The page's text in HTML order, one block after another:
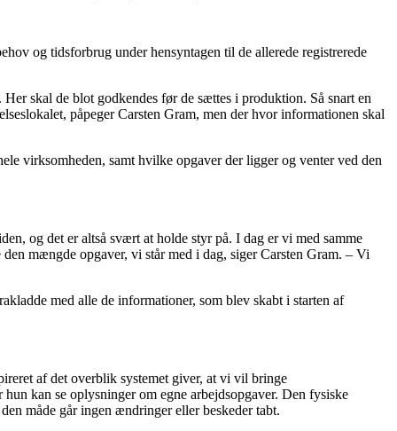
og tidsforbrug under hensyntagen til de allerede registrerede
skal de blot godkendes før de sættes i produktion. Så snart en
påpeger Carsten Gram, men der hvor informationen skal
virksomheden, samt hvilke opgaver der ligger og venter ved den
og det er altså svært at holde styr på. I dag er vi med samme
mængde opgaver, vi står med i dag, siger Carsten Gram. – Vi
med alle de informationer, som blev skabt i starten af
af det overblik systemet giver, at vi vil bringe
kan se oplysninger om egne arbejdsopgaver. Den fysiske
måde går ingen ændringer eller beskeder tabt.